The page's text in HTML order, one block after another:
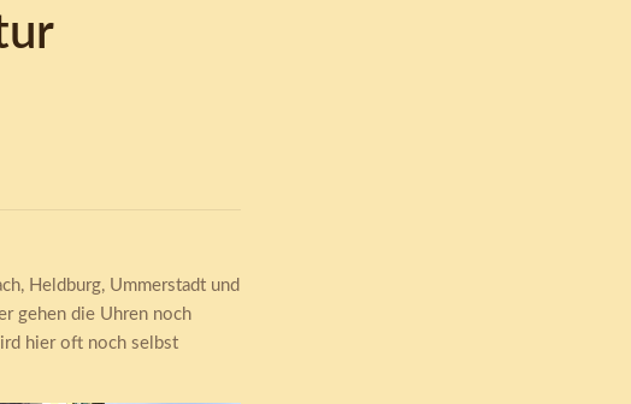
Heldburg, Ummerstadt und
gehen die Uhren noch
hier oft noch selbst